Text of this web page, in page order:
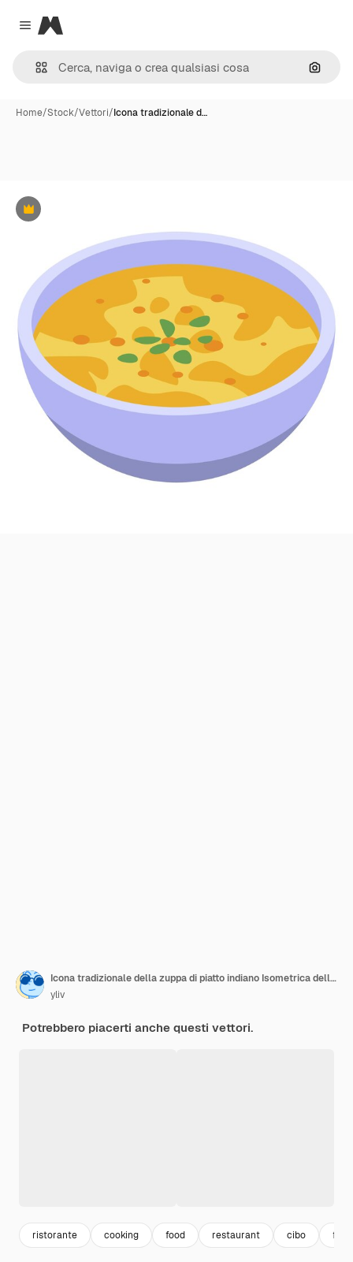
Close menu
Magnific
Cerca
Home/Stock/Vettori/Icona tradizionale d…
Premium
Icona tradizionale della zuppa di piatto indiano Isometrica dell'icona vettoriale tradizionale della zuppa di piatto indiano per il web design isolato su sfondo bianco
yliv
Potrebbero piacerti anche questi vettori.
ristorante cooking food restaurant cibo